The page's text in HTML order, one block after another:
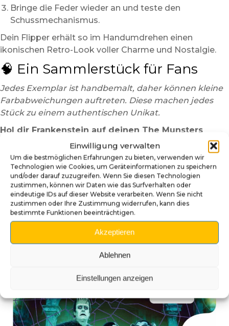
Einwilligung verwalten
Um die bestmöglichen Erfahrungen zu bieten, verwenden wir
Technologien wie Cookies, um Geräteinformationen zu speichern
und/oder darauf zuzugreifen. Wenn Sie diesen Technologien
zustimmen, können wir Daten wie das Surfverhalten oder
eindeutige IDs auf dieser Website verarbeiten. Wenn Sie nicht
zustimmen oder Ihre Zustimmung widerrufen, kann dies
bestimmte Funktionen beeinträchtigen.
Akzeptieren
Ablehnen
Einstellungen anzeigen
Bringe die Feder wieder an und teste den
Schussmechanismus.
Dein Flipper erhält so im Handumdrehen einen
ikonischen Retro-Look voller Charme und Nostalgie.
🧠 Ein Sammlerstück für Fans
Jedes Exemplar ist handbemalt, daher können kleine
Farbabweichungen auftreten. Diese machen jedes
Stück zu einem authentischen Unikat.
Hol dir Frankenstein auf deinen The Munsters
Flipper – ein 3D-Shooter-Griff voller Humor,
Nostalgie und handwerklicher Perfektion!
Kompatible Produkte